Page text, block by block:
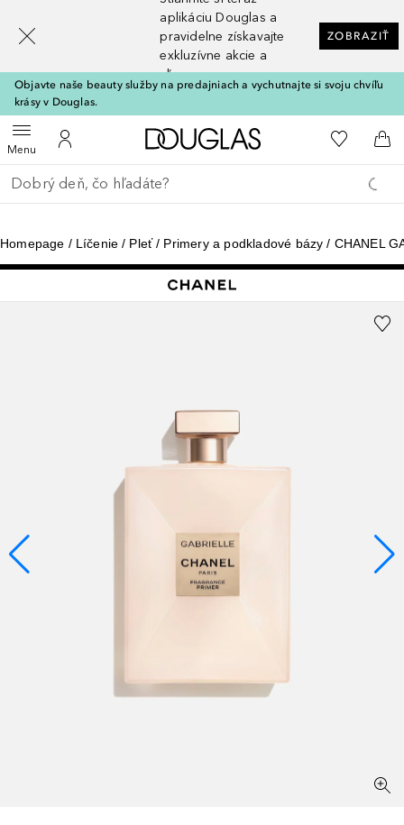
aplikáciu Douglas a
pravidelne získavajte
exkluzívne akcie a
zľavy
ZOBRAZIŤ
Objavte naše beauty služby na predajniach a vychutnajte si svoju chvíľu
krásy v Douglas.
MenuOtvoriť menuDo môjho účtu
Domov Do môjho
Do
Choď späť
Vykonajte vyhľadávanie
Homepage Líčenie Pleť Primery a podkladové bázy CHANEL
[navigation.slideout.screenreader]